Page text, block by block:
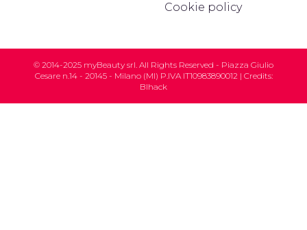
Cookie policy
© 2014-2025 myBeauty srl. All Rights Reserved - Piazza Giulio
Cesare n.14 - 20145 - Milano (MI) P.IVA IT10983890012 | Credits:
Blhack